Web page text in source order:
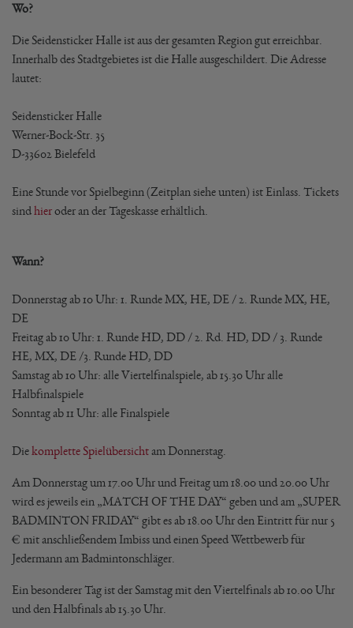
Wo?
Die Seidensticker Halle ist aus der gesamten Region gut erreichbar.
Innerhalb des Stadtgebietes ist die Halle ausgeschildert. Die Adresse
lautet:
Seidensticker Halle
Werner-Bock-Str. 35
D-33602 Bielefeld
Eine Stunde vor Spielbeginn (Zeitplan siehe unten) ist Einlass. Tickets
sindhieroder an der Tageskasse erhältlich.
Wann?
Donnerstag ab 10 Uhr: 1. Runde MX, HE, DE / 2. Runde MX, HE,
DE
Freitag ab 10 Uhr: 1. Runde HD, DD / 2. Rd. HD, DD / 3. Runde
HE, MX, DE /3. Runde HD, DD
Samstag ab 10 Uhr: alle Viertelfinalspiele, ab 15.30 Uhr alle
Halbfinalspiele
Sonntag ab 11 Uhr: alle Finalspiele
Diekomplette Spielübersichtam Donnerstag.
Am Donnerstag um 17.00 Uhr und Freitag um 18.00 und 20.00 Uhr
wird es jeweils ein „MATCH OF THE DAY“ geben und am „SUPER
BADMINTON FRIDAY“ gibt es ab 18.00 Uhr den Eintritt für nur 5
€ mit anschließendem Imbiss und einen Speed Wettbewerb für
Jedermann am Badmintonschläger.
Ein besonderer Tag ist der Samstag mit den Viertelfinals ab 10.00 Uhr
und den Halbfinals ab 15.30 Uhr.